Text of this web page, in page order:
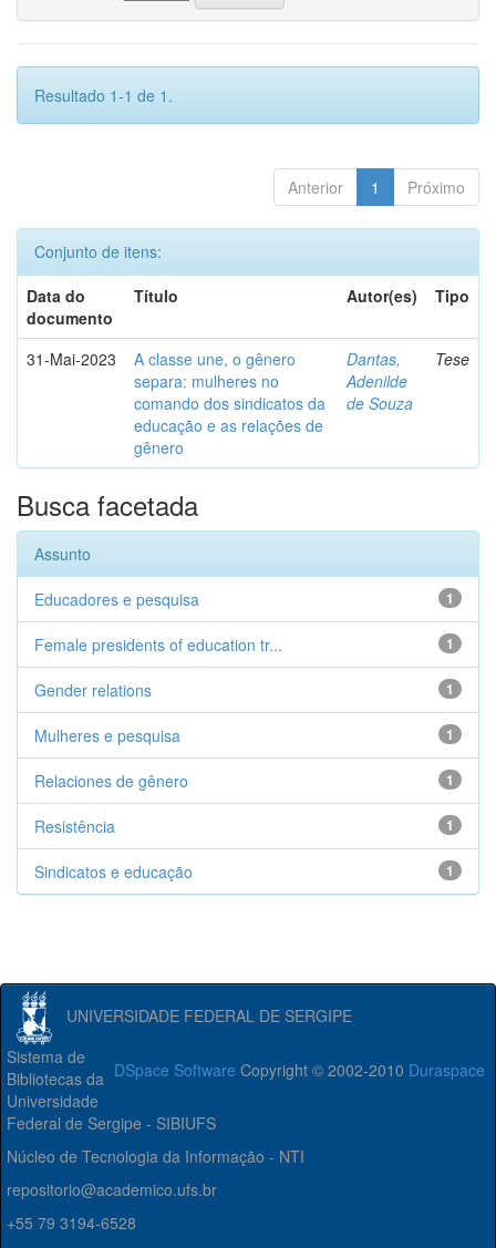
Resultado 1-1 de 1.
Anterior 1 Próximo
Conjunto de itens:
Data do
documento
Título Autor(es) Tipo
31-Mai-2023
A classe une, o gênero
separa: mulheres no
comando dos sindicatos da
educação e as relações de
gênero
Dantas,
Adenilde
de Souza
Tese
Busca facetada
Assunto
1
Educadores e pesquisa
1
Female presidents of education tr...
1
Gender relations
1
Mulheres e pesquisa
1
Relaciones de gênero
1
Resistência
1
Sindicatos e educação
UNIVERSIDADE FEDERAL DE SERGIPE
DSpace Software Copyright © 2002-2010 Duraspace
Sistema de
Bibliotecas da
Universidade
Federal de Sergipe - SIBIUFS
Núcleo de Tecnologia da Informação - NTI
repositorio@academico.ufs.br
+55 79 3194-6528